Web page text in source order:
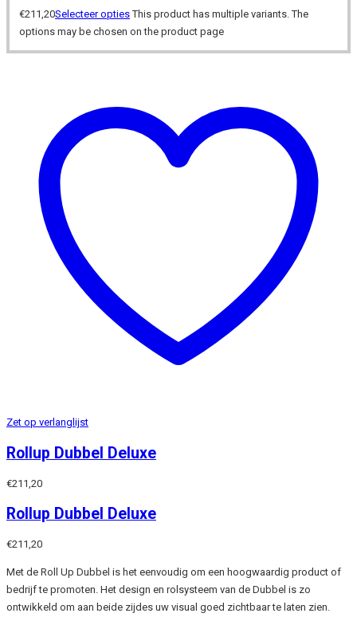
€211,20Selecteer opties This product has multiple variants. The
options may be chosen on the product page
Zet op verlanglijst
Rollup Dubbel Deluxe
€211,20
Rollup Dubbel Deluxe
€211,20
Met de Roll Up Dubbel is het eenvoudig om een hoogwaardig product of
bedrijf te promoten. Het design en rolsysteem van de Dubbel is zo
ontwikkeld om aan beide zijdes uw visual goed zichtbaar te laten zien.